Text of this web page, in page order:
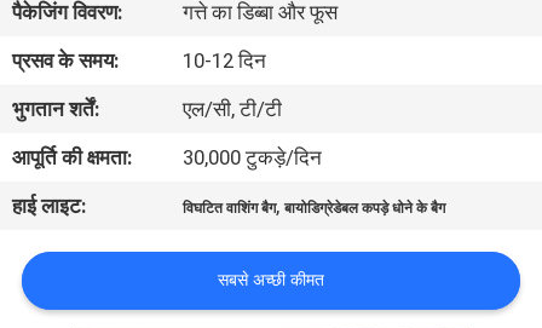
गुणवत्ता
नियंत्रण
समाचार
उद्धरण
मांगें
पैकेजिंग विवरण:
गत्ते का डिब्बा और फूस
प्रसव के समय:
10-12 दिन
भुगतान शर्तें:
एल/सी, टी/टी
आपूर्ति की क्षमता:
30,000 टुकड़े/दिन
हाई लाइट:
विघटित वाशिंग बैग,बायोडिग्रेडेबल कपड़े धोने के बैग
सबसे अच्छी कीमत